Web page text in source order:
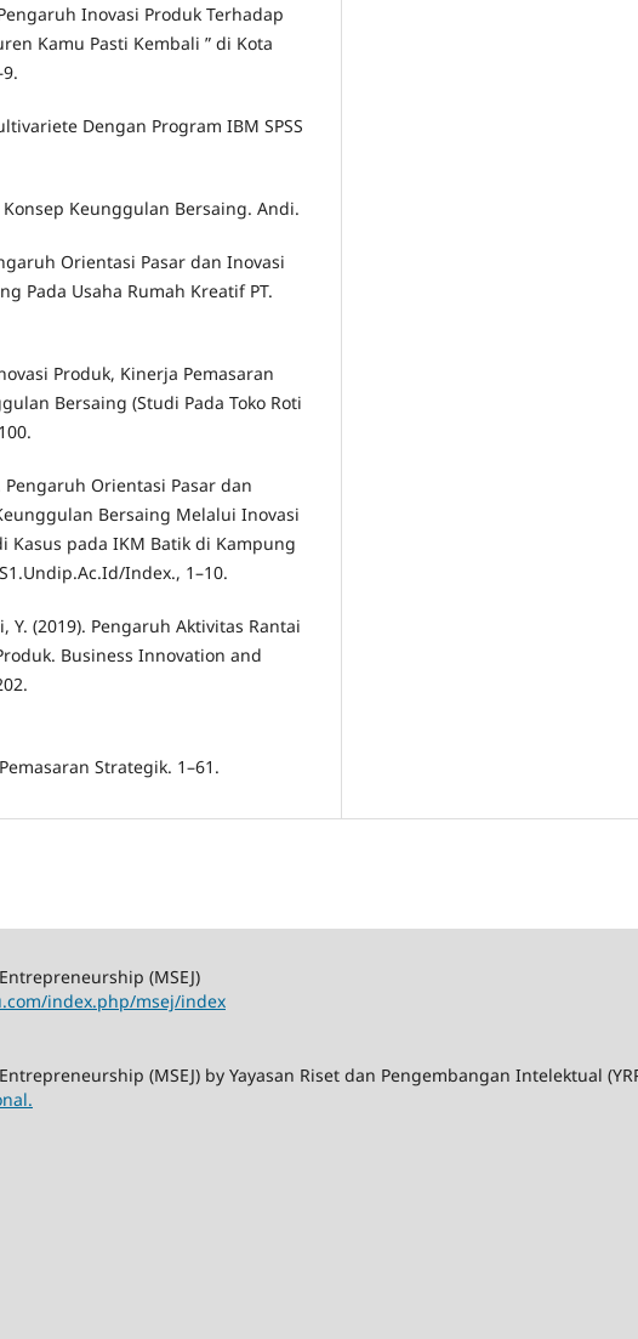
Inovasi Produk Terhadap
Kamu Pasti Kembali ” di Kota
Dengan Program IBM SPSS
Keunggulan Bersaing. Andi.
Orientasi Pasar dan Inovasi
Pada Usaha Rumah Kreatif PT.
Produk, Kinerja Pemasaran
Bersaing (Studi Pada Toko Roti
Pengaruh Orientasi Pasar dan
Bersaing Melalui Inovasi
Kasus pada IKM Batik di Kampung
Index., 1–10.
Y. (2019). Pengaruh Aktivitas Rantai
Business Innovation and
Strategik. 1–61.
(MSEJ)
index.php/msej/index
(MSEJ) by Yayasan Riset dan Pengembangan Intelektual